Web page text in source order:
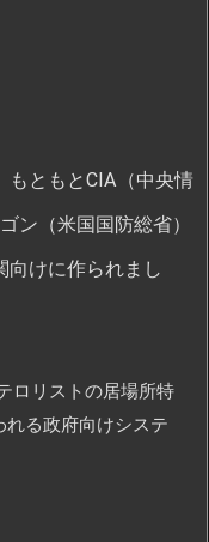
もともとCIA（中央情
ン（米国国防総省）
向けに作られまし
ロリストの居場所特
る政府向けシステ